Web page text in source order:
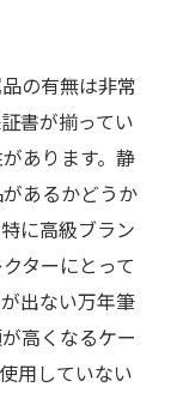
の有無は非常
書が揃ってい
あります。静
あるかどうか
に高級ブラン
ターにとって
出ない万年筆
高くなるケー
用していない